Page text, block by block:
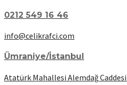
0212 549 16 46
info@celikrafci.com
Ümraniye/İstanbul
Atatürk Mahallesi Alemdağ